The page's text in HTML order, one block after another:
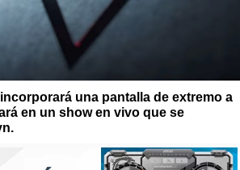
una pantalla de extremo a
en un show en vivo que se